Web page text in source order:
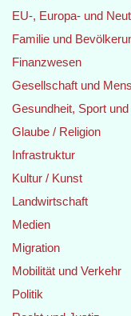
EU-, Europa- und
Familie und
Finanzwesen
Gesellschaft und
Gesundheit, Sport
Glaube / Religion
Infrastruktur
Kultur / Kunst
Landwirtschaft
Medien
Migration
Mobilität und Verkehr
Politik